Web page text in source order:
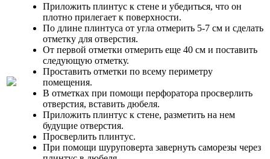
Приложить плинтус к стене и убедиться, что он
плотно прилегает к поверхности.
По длине плинтуса от угла отмерить 5-7 см и сделать
отметку для отверстия.
От первой отметки отмерить еще 40 см и поставить
следующую отметку.
Проставить отметки по всему периметру
помещения.
В отметках при помощи перфоратора просверлить
отверстия, вставить дюбеля.
Приложить плинтус к стене, разметить на нем
будущие отверстия.
Просверлить плинтус.
При помощи шуруповерта завернуть саморезы через